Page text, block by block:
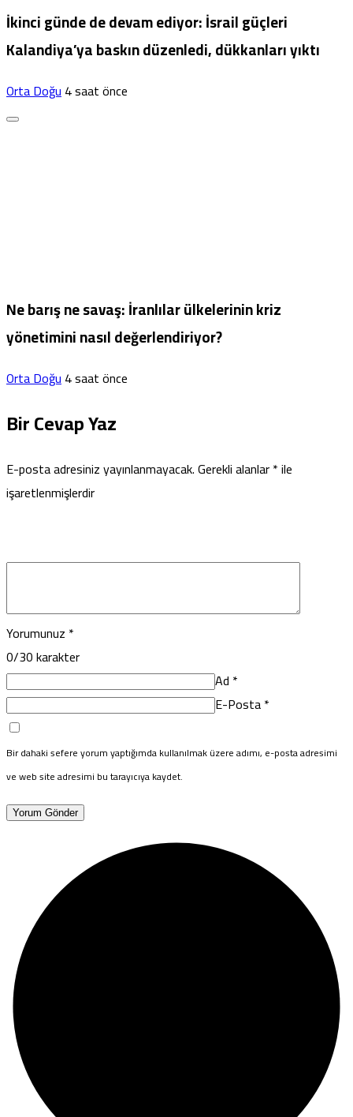
İkinci günde de devam ediyor: İsrail güçleri
Kalandiya’ya baskın düzenledi, dükkanları yıktı
Orta Doğu4 saat önce
Ne barış ne savaş: İranlılar ülkelerinin kriz
yönetimini nasıl değerlendiriyor?
Orta Doğu4 saat önce
Bir Cevap Yaz
E-posta adresiniz yayınlanmayacak.Gerekli alanlar*ile
işaretlenmişlerdir
Yorumunuz *
0/30 karakter
Ad *
E-Posta*
Bir dahaki sefere yorum yaptığımda kullanılmak üzere adımı, e-posta adresimi
ve web site adresimi bu tarayıcıya kaydet.
Yorum Gönder